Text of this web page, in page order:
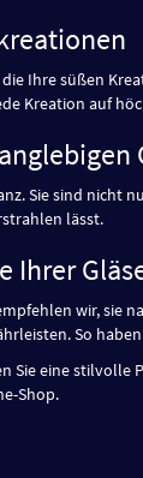
die Ihre süßen
Kreation auf
Sie sind nicht
lässt.
Ihrer
wir, sie
So
Sie eine stilvolle
Shop.